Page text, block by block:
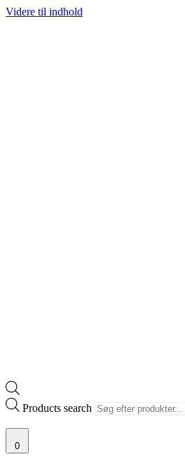
Videre til indhold
Products search
0